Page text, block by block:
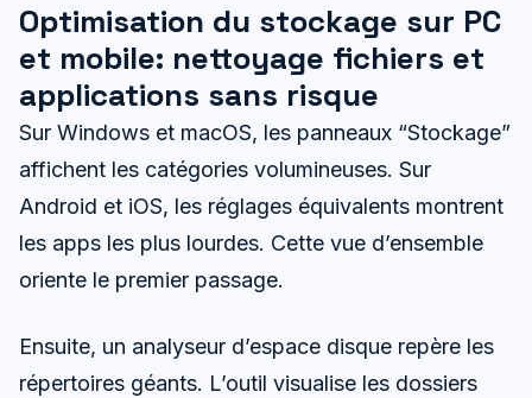
Optimisation du stockage sur PC
et mobile: nettoyage fichiers et
applications sans risque
Sur Windows et macOS, les panneaux “Stockage”
affichent les catégories volumineuses. Sur
Android et iOS, les réglages équivalents montrent
les apps les plus lourdes. Cette vue d’ensemble
oriente le premier passage.
Ensuite, un analyseur d’espace disque repère les
répertoires géants. L’outil visualise les dossiers